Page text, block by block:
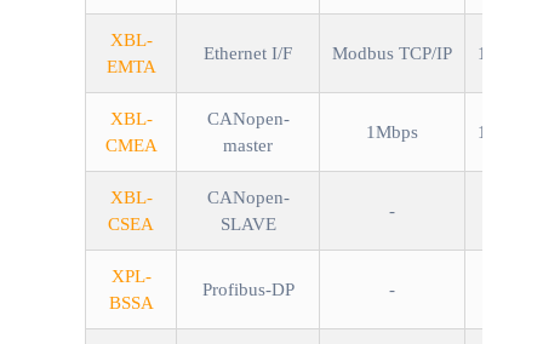
XBL-
EMTA
Ethernet I/F Modbus TCP/IP 10/
XBL-
CMEA
CANopen-
master
1Mbps 10/
XBL-
CSEA
CANopen-
SLAVE
-
XPL-
BSSA
Profibus-DP -